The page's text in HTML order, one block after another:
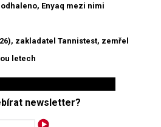
odhaleno, Enyaq mezi nimi
zakladatel Tannistest, zemřel
letech
newsletter?